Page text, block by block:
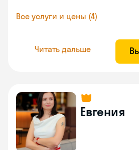
Все услуги и цены (4)
Читать дальше
Евгения